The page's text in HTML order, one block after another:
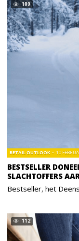
100
BESTSELLER
SLACHTOFFERS
RETAIL OUTLOOK 10
Bestseller, het
112